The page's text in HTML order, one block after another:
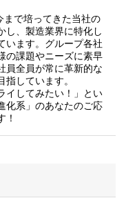
まで培ってきた当社の
し、製造業界に特化し
います。グループ各社
の課題やニーズに素早
員全員が常に革新的な
しています。
イしてみたい！」とい
化系」のあなたのご応
！